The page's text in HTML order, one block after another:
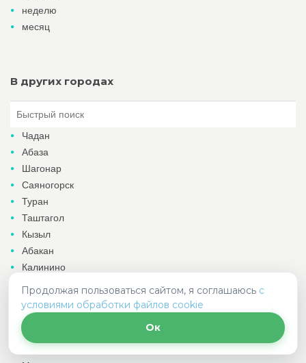
неделю
месяц
В других городах
Чадан
Абаза
Шагонар
Саяногорск
Туран
Таштагол
Кызыл
Абакан
Калинино
Черногорск
Сорск
Горно-Алтайск
Майма
Продолжая пользоваться сайтом, я соглашаюсь с
условиями обработки файлов cookie
Ок